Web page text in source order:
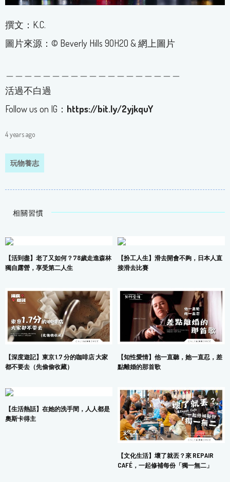
撰文：K.C.
圖片來源：© Beverly Hills 9OH2O & 網上圖片
活過不白過
Follow us on IG： https://bit.ly/2yjkquY
4 years ago
玩物養志
相關習慣
【活到盡】老了又如何？78歲走進森林
獨自露營，享受第二人生
【扮工人生】滑去開會不夠，日本人直
接滑去比賽
【深度遊記】東京 1.7 分的咖啡店 大家
都不要去（先偷偷收藏）
【知性愛情】他一直聽，她一直忍，差
點離婚的那首歌
【生活熱話】在她的洗手間，人人都是
奧斯卡得主
【文化生活】壞了就丟？來 REPAIR
CAFÉ，一起修補每份「獨一無二」